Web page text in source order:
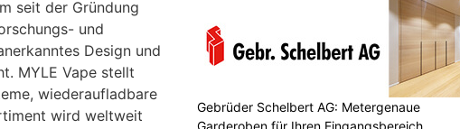
seit der Gründung
und
Design und
MYLE Vape stellt
wiederaufladbare
wird weltweit
Gebrüder Schelbert AG: Metergenaue
Garderoben für Ihren Eingangsbereich